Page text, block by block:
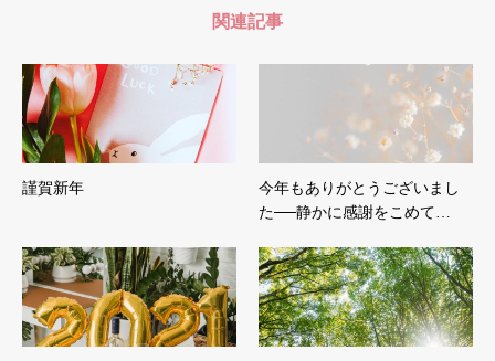
関連記事
謹賀新年
今年もありがとうございまし
た──静かに感謝をこめて…